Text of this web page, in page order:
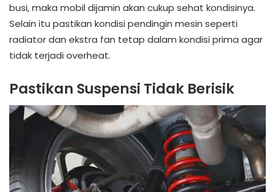
busi, maka mobil dijamin akan cukup sehat kondisinya.
Selain itu pastikan kondisi pendingin mesin seperti
radiator dan ekstra fan tetap dalam kondisi prima agar
tidak terjadi overheat.
Pastikan Suspensi Tidak Berisik